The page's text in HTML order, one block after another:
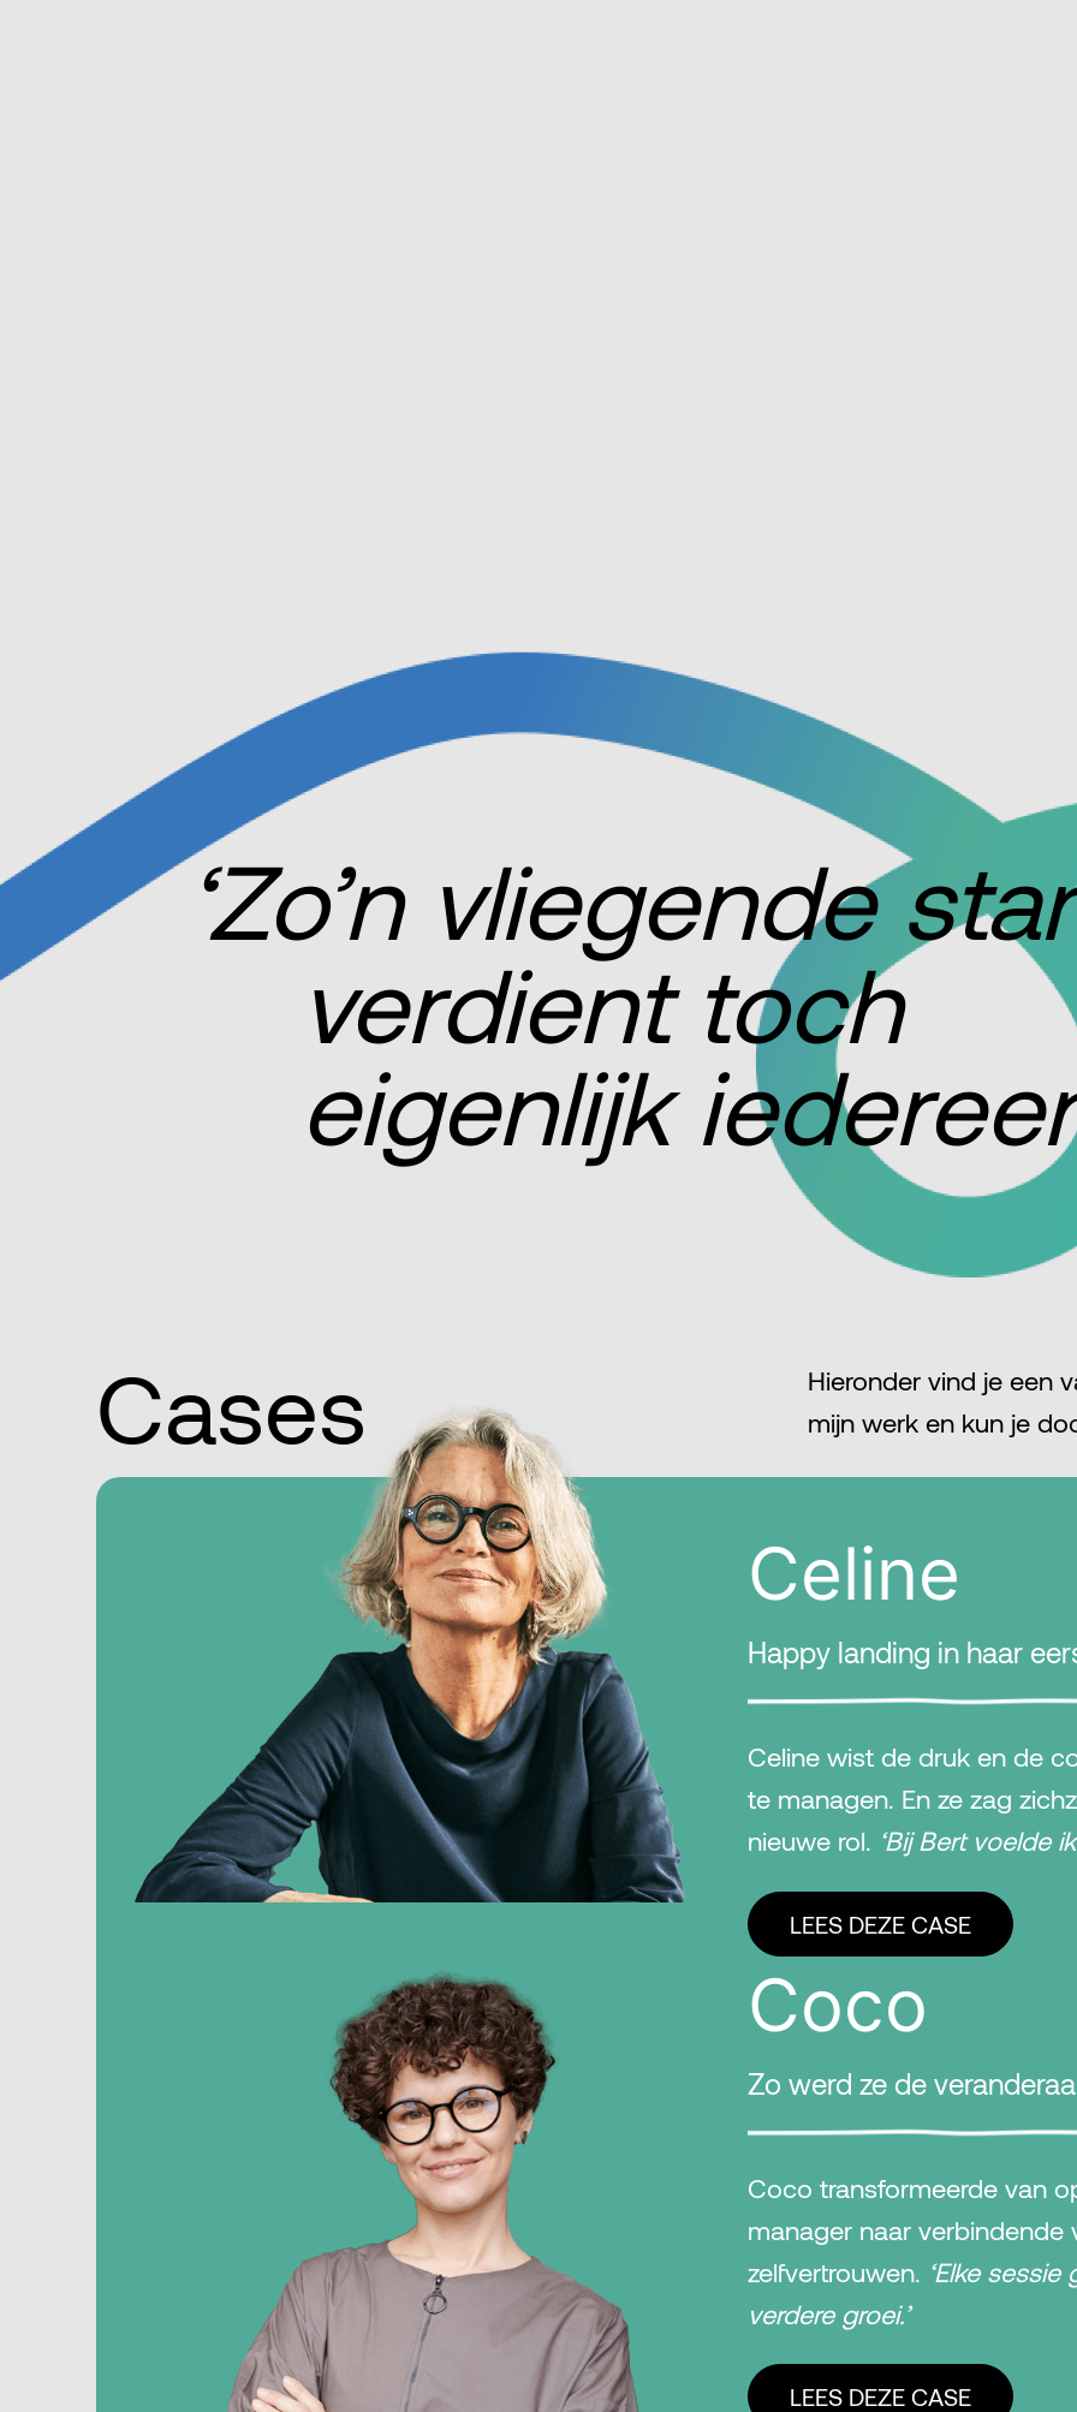
‘Zo’n vliegende
verdient toch
eigenlijk
Cases
Hieronder vind je een
mijn werk en kun je
Celine
Happy landing in haar
Celine wist de druk en de
te managen. En ze zag
nieuwe rol. ‘Bij Bert voelde
LEES DEZE CASE
Coco
Zo werd ze de
Coco transformeerde van
manager naar verbindende
zelfvertrouwen. ‘Elke
verdere groei.’
LEES DEZE CASE